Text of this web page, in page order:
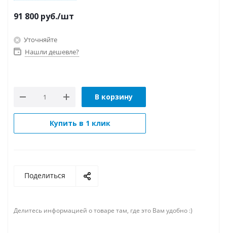
91 800 руб./шт
Уточняйте
Нашли дешевле?
В корзину
Купить в 1 клик
Поделиться
Делитесь информацией о товаре там, где это Вам удобно :)